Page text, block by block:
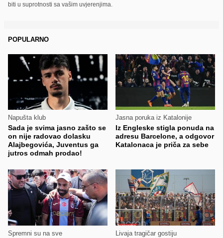
biti u suprotnosti sa vašim uvjerenjima.
POPULARNO
Napušta klub
Sada je svima jasno zašto se
on nije radovao dolasku
Alajbegovića, Juventus ga
jutros odmah prodao!
Jasna poruka iz Katalonije
Iz Engleske stigla ponuda na
adresu Barcelone, a odgovor
Katalonaca je priča za sebe
Spremni su na sve Livaja tragičar gostiju